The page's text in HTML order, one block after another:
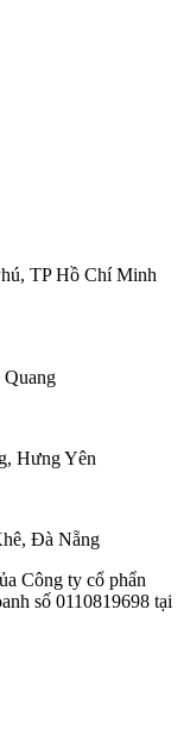
TP Hồ Chí Minh
Quang
Hưng Yên
Đà Nẵng
Công ty cổ phẩn
số 0110819698 tại